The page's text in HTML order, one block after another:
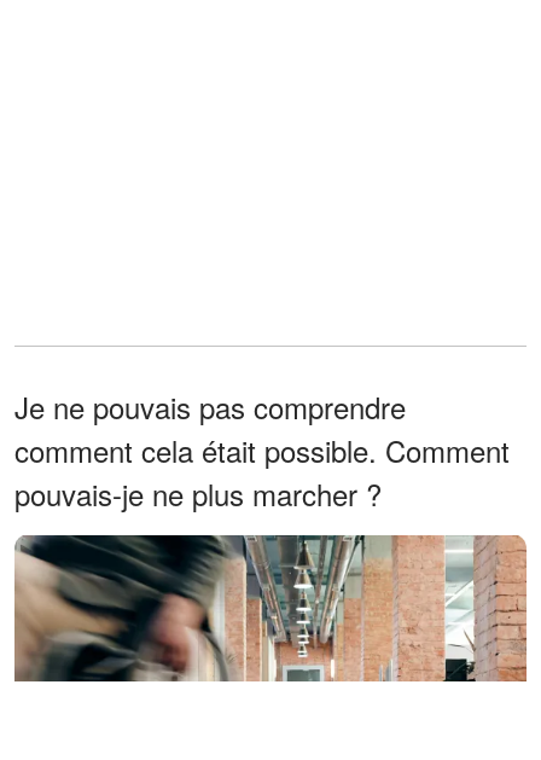
Je ne pouvais pas comprendre
comment cela était possible. Comment
pouvais-je ne plus marcher ?